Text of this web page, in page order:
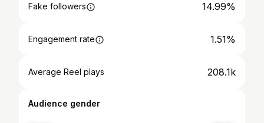
Fake followers 14.99%
Engagement rate 1.51%
Average Reel plays 208.1k
Audience gender